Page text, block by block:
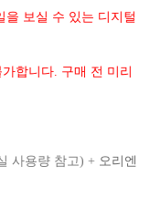
을 보실 수 있는 디지털
합니다. 구매 전 미리
사용량 참고) + 오리엔